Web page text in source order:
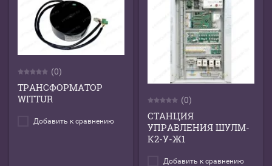
(0)
ТРАНСФОРМАТОР
WITTUR
Добавить к сравнению
(0)
СТАНЦИЯ
УПРАВЛЕНИЯ ШУЛМ-
К2-У-Ж1
Добавить к сравнению